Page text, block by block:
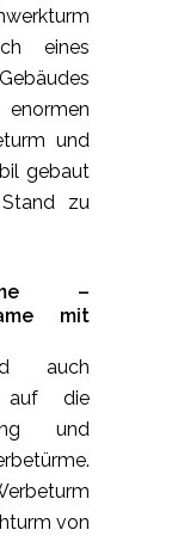
eines
und
gebaut
zu
–
mit
auch
auf die
und
von